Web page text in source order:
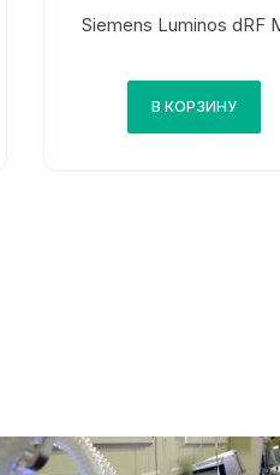
Siemens Luminos dRF
В КОРЗИНУ